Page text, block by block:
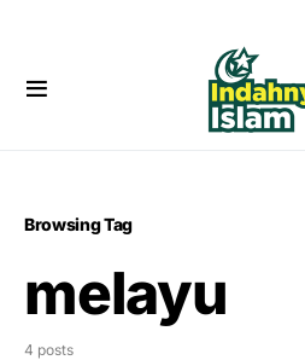
Browsing Tag
melayu
4 posts